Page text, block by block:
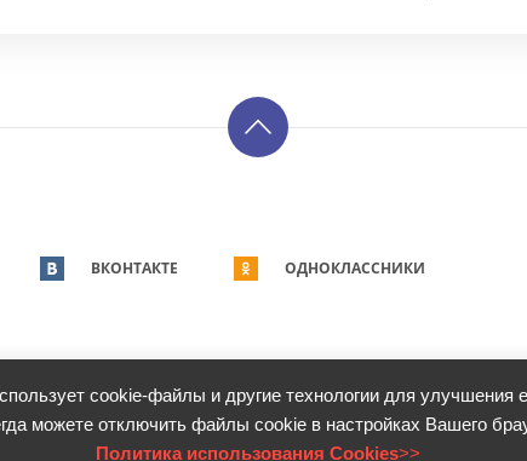
ВКОНТАКТЕ ОДНОКЛАССНИКИ
данных Пользовательское соглашение Политика использования Cookies
cookie-файлы и другие технологии для улучшения
можете отключить файлы cookie в настройках Вашего
Политика использования Cookies>>